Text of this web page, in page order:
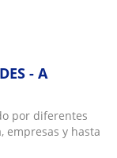
- A
por diferentes
empresas y hasta